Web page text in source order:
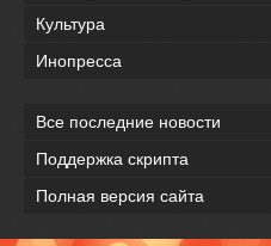
Культура
Инопресса
Все последние новости
Поддержка скрипта
Полная версия сайта